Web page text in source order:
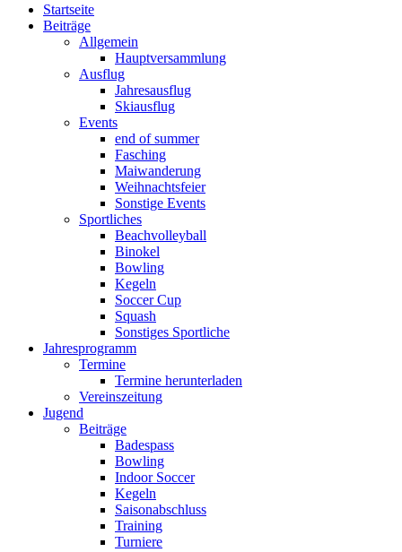
Startseite
Beiträge
Allgemein
Hauptversammlung
Ausflug
Jahresausflug
Skiausflug
Events
end of summer
Fasching
Maiwanderung
Weihnachtsfeier
Sonstige Events
Sportliches
Beachvolleyball
Binokel
Bowling
Kegeln
Soccer Cup
Squash
Sonstiges Sportliche
Jahresprogramm
Termine
Termine herunterladen
Vereinszeitung
Jugend
Beiträge
Badespass
Bowling
Indoor Soccer
Kegeln
Saisonabschluss
Training
Turniere